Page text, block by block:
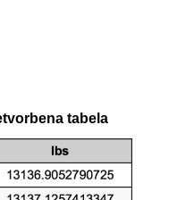
tabela